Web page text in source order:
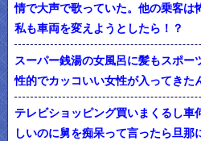
情で大声で歌っていた。他の乗客は
私も車両を変えようとしたら！？
スーパー銭湯の女風呂に髪もスポー
性的でカッコいい女性が入ってきた
テレビショッピング買いまくるし車
しいのに舅を痴呆って言ったら旦那